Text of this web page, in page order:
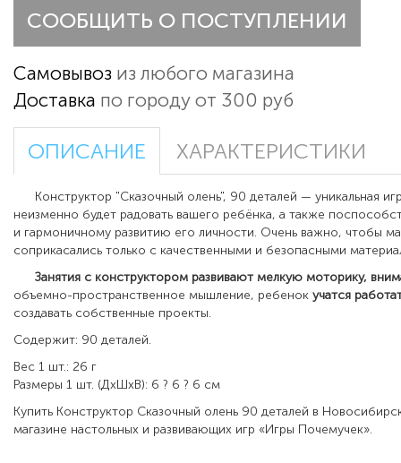
СООБЩИТЬ О ПОСТУПЛЕНИИ
Самовывоз из любого магазина
Доставка по городу от 300 руб
ОПИСАНИЕ ХАРАКТЕРИСТИКИ
Конструктор "Сказочный олень", 90 деталей — уникальная
неизменно будет радовать вашего ребёнка, а также
и гармоничному развитию его личности. Очень важно, чтобы
соприкасались только с качественными и безопасными
Занятия с конструктором развивают мелкую моторику,
объемно-пространственное мышление, ребенок учатся
создавать собственные проекты.
Содержит: 90 деталей.
Вес 1 шт.: 26 г
Размеры 1 шт. (ДxШxВ): 6 ? 6 ? 6 см
Купить Конструктор Сказочный олень 90 деталей в
магазине настольных и развивающих игр «Игры Почемучек».